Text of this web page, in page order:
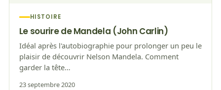
HISTOIRE
Le sourire de Mandela (John Carlin)
Idéal après l'autobiographie pour prolonger un peu le
plaisir de découvrir Nelson Mandela. Comment
garder la tête…
23 septembre 2020